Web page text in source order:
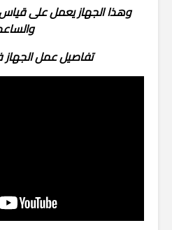
وهذا الجهاز يعمل على
تفاصيل عمل الجهاز